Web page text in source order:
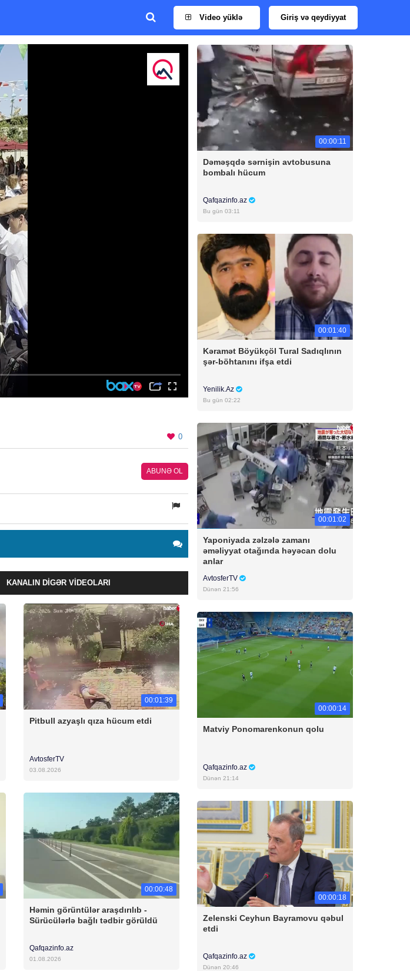
Video yüklə Giriş və qeydiyyat
0
ABUNƏ OL
KANALIN DIGƏR VIDEOLARI
00:01:39
Pitbull azyaşlı qıza hücum etdi
AvtosferTV
03.08.2026
00:00:48
Həmin görüntülər araşdırılıb -
Sürücülərlə bağlı tədbir görüldü
Qafqazinfo.az
01.08.2026
00:00:11
Dəməşqdə sərnişin avtobusuna
bombalı hücum
Qafqazinfo.az
Bu gün 03:11
00:01:40
Kəramət Böyükçöl Tural Sadıqlının
şər-böhtanını ifşa etdi
Yenilik.Az
Bu gün 02:22
00:01:02
Yaponiyada zəlzələ zamanı
əməliyyat otağında həyəcan dolu
anlar
AvtosferTV
Dünən 21:56
00:00:14
Matviy Ponomarenkonun qolu
Qafqazinfo.az
Dünən 21:14
00:00:18
Zelenski Ceyhun Bayramovu qəbul
etdi
Qafqazinfo.az
Dünən 20:46